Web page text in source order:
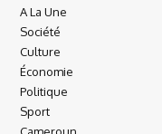
A La Une
Société
Culture
Économie
Politique
Sport